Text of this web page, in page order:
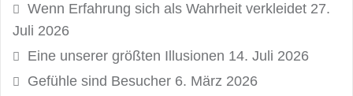
Wenn Erfahrung sich als Wahrheit verkleidet 27.
Juli 2026
Eine unserer größten Illusionen 14. Juli 2026
Gefühle sind Besucher 6. März 2026